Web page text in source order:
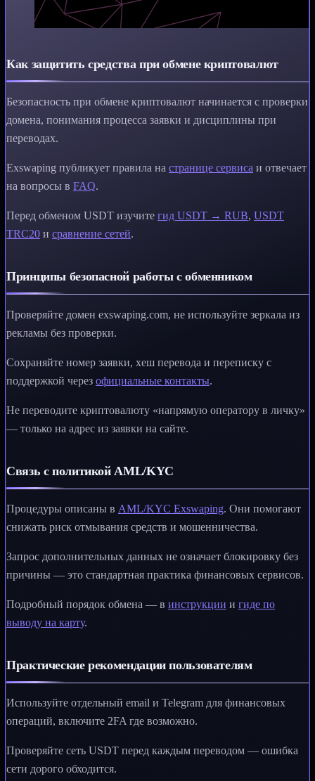
Как защитить средства при обмене криптовалют
Безопасность при обмене криптовалют начинается с проверки
домена, понимания процесса заявки и дисциплины при
переводах.
Exswaping публикует правила на странице сервиса и отвечает
на вопросы в FAQ.
Перед обменом USDT изучите гид USDT → RUB, USDT
TRC20 и сравнение сетей.
Принципы безопасной работы с обменником
Проверяйте домен exswaping.com, не используйте зеркала из
рекламы без проверки.
Сохраняйте номер заявки, хеш перевода и переписку с
поддержкой через официальные контакты.
Не переводите криптовалюту «напрямую оператору в личку»
— только на адрес из заявки на сайте.
Связь с политикой AML/KYC
Процедуры описаны в AML/KYC Exswaping. Они помогают
снижать риск отмывания средств и мошенничества.
Запрос дополнительных данных не означает блокировку без
причины — это стандартная практика финансовых сервисов.
Подробный порядок обмена — в инструкции и гиде по
выводу на карту.
Практические рекомендации пользователям
Используйте отдельный email и Telegram для финансовых
операций, включите 2FA где возможно.
Проверяйте сеть USDT перед каждым переводом — ошибка
сети дорого обходится.